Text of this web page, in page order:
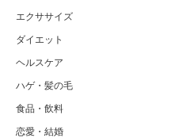
エクササイズ
ダイエット
ヘルスケア
ハゲ・髪の毛
食品・飲料
恋愛・結婚